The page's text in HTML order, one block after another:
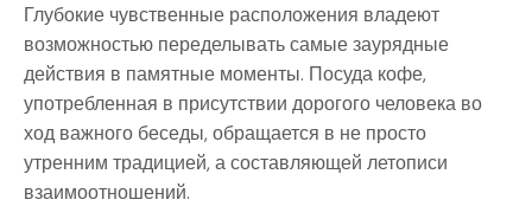
Глубокие чувственные расположения владеют
возможностью переделывать самые заурядные
действия в памятные моменты. Посуда кофе,
употребленная в присутствии дорогого человека во
ход важного беседы, обращается в не просто
утренним традицией, а составляющей летописи
взаимоотношений.